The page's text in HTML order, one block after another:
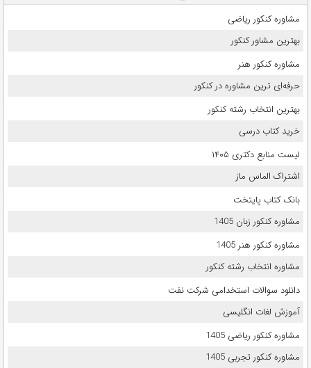
مشاوره کنکور ریاضی
بهترین مشاور کنکور
مشاوره کنکور هنر
حرفه‌ای ترین مشاوره در کنکور
بهترین انتخاب رشته کنکور
خرید کتاب درسی
لیست منابع دکتری ۱۴۰۵
اشتراک الماس ماز
بانک کتاب پایتخت
مشاوره کنکور زبان 1405
مشاوره کنکور هنر 1405
مشاوره انتخاب رشته کنکور
دانلود سوالات استخدامی شرکت نفت
آموزش لغات انگلیسی
مشاوره کنکور ریاضی 1405
مشاوره کنکور تجربی 1405